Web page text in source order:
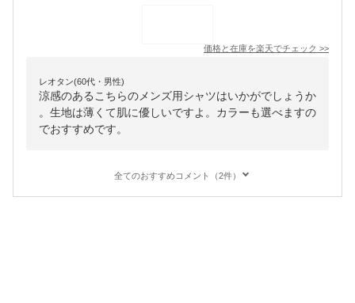
価格と在庫を楽天でチェック >>
レオタン(60代・男性)
涼感のあるこちらのメンズ用シャツはいかがでしょうか
。生地は薄くて肌に優しいですよ。カラーも選べますの
でおすすめです。
全てのおすすめコメント（2件）